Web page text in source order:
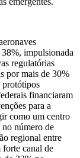
impulsionada
regulatórias
​​por mais de 30%
protótipos
financiaram
para a
como um centro
no número de
regional entre
forte canal de